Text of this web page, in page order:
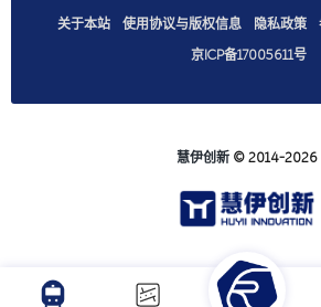
关于本站 使用协议与版权信息 隐私政策
京ICP备17005611号
慧伊创新 © 2014-2026